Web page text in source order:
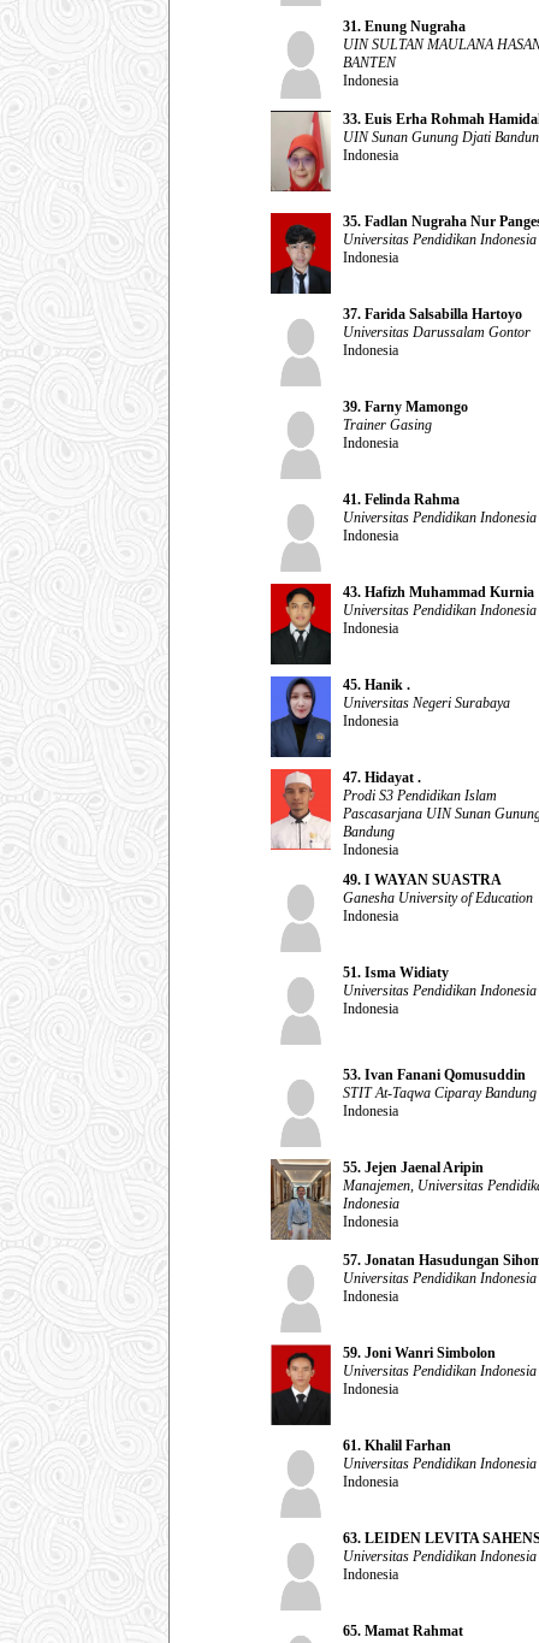
31. Enung Nugraha
UIN SULTAN MAULANA
BANTEN
Indonesia
33. Euis Erha Rohmah
UIN Sunan Gunung Djati
Indonesia
35. Fadlan Nugraha Nur
Universitas Pendidikan Indonesia
Indonesia
37. Farida Salsabilla Hartoyo
Universitas Darussalam Gontor
Indonesia
39. Farny Mamongo
Trainer Gasing
Indonesia
41. Felinda Rahma
Universitas Pendidikan Indonesia
Indonesia
43. Hafizh Muhammad Kurnia
Universitas Pendidikan Indonesia
Indonesia
45. Hanik .
Universitas Negeri Surabaya
Indonesia
47. Hidayat .
Prodi S3 Pendidikan Islam
Pascasarjana UIN Sunan
Bandung
Indonesia
49. I WAYAN SUASTRA
Ganesha University of Education
Indonesia
51. Isma Widiaty
Universitas Pendidikan Indonesia
Indonesia
53. Ivan Fanani Qomusuddin
STIT At-Taqwa Ciparay Bandung
Indonesia
55. Jejen Jaenal Aripin
Manajemen, Universitas
Indonesia
Indonesia
57. Jonatan Hasudungan
Universitas Pendidikan Indonesia
Indonesia
59. Joni Wanri Simbolon
Universitas Pendidikan Indonesia
Indonesia
61. Khalil Farhan
Universitas Pendidikan Indonesia
Indonesia
63. LEIDEN LEVITA
Universitas Pendidikan Indonesia
Indonesia
65. Mamat Rahmat